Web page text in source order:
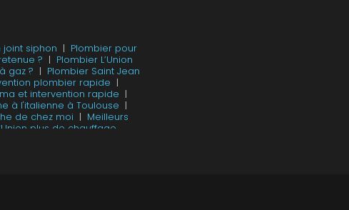
joint siphon | Plombier pour
? | Plombier L’Union
gaz ? | Plombier Saint Jean
plombier rapide |
et intervention rapide |
à l'italienne à Toulouse |
de chez moi | Meilleurs
plus de chauffage